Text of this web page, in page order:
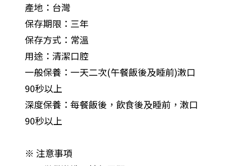
產地：台灣
保存期限：三年
保存方式：常溫
用途：清潔口腔
一般保養：一天二次(午餐飯後及睡前)潄口
90秒以上
深度保養：每餐飯後，飲食後及睡前，潄口
90秒以上
※ 注意事項